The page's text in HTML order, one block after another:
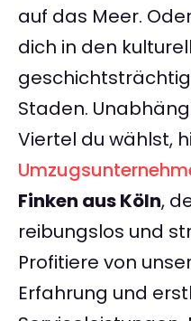
auf das Meer.
dich in den
Staden.
Viertel du wählst,
Finken aus Köln,
reibungslos und
Profitiere von
Erfahrung und